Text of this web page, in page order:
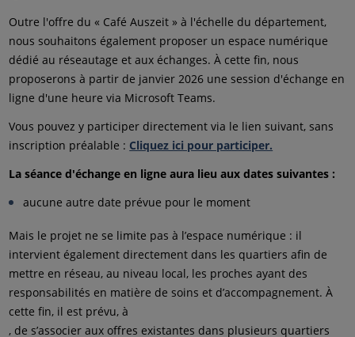
Outre l'offre du « Café Auszeit » à l'échelle du département,
nous souhaitons également proposer un espace numérique
dédié au réseautage et aux échanges. À cette fin, nous
proposerons à partir de janvier 2026 une session d'échange en
ligne d'une heure via Microsoft Teams.
Vous pouvez y participer directement via le lien suivant, sans
inscription préalable : Cliquez ici pour participer.
La séance d'échange en ligne aura lieu aux dates suivantes :
aucune autre date prévue pour le moment
Mais le projet ne se limite pas à l’espace numérique : il
intervient également directement dans les quartiers afin de
mettre en réseau, au niveau local, les proches ayant des
responsabilités en matière de soins et d’accompagnement. À
cette fin, il est prévu, à
, de s’associer aux offres existantes dans plusieurs quartiers